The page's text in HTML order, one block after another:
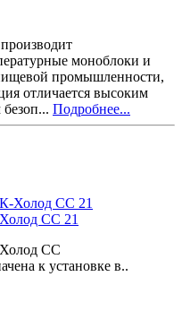
моноблоки и
промышленности,
отличается высоким
Подробнее...
CC 21
CC
к установке в..